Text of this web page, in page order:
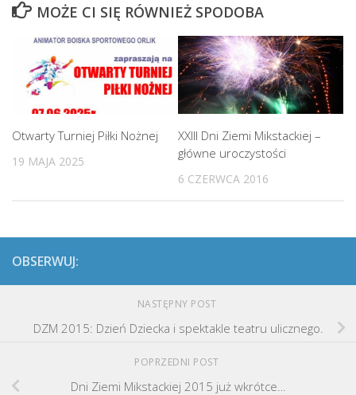
MOŻE CI SIĘ RÓWNIEŻ SPODOBA
Otwarty Turniej Piłki Nożnej
19 MAJA 2025
XXIII Dni Ziemi Mikstackiej –
główne uroczystości
6 CZERWCA 2016
OBSERWUJ:
NASTĘPNY POST
DZM 2015: Dzień Dziecka i spektakle teatru ulicznego.
POPRZEDNI POST
Dni Ziemi Mikstackiej 2015 już wkrótce…